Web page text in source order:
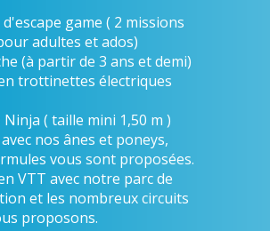
game ( 2 missions
adultes et ados)
(à partir de 3 ans et demi)
trottinettes électriques
( taille mini 1,50 m )
nos ânes et poneys,
vous sont proposées.
VTT avec notre parc de
et les nombreux circuits
proposons.